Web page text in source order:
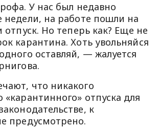
У нас был недавно
недели, на работе пошли на
отпуск. Но теперь как? Еще не
карантина. Хоть увольняйся
оставляй, — жалуется
что никакого
«карантинного» отпуска для
к
предусмотрено.